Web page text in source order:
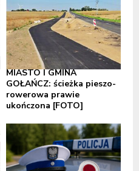
MIASTO I GMINA
GOŁAŃCZ: ścieżka pieszo-
rowerowa prawie
ukończona [FOTO]